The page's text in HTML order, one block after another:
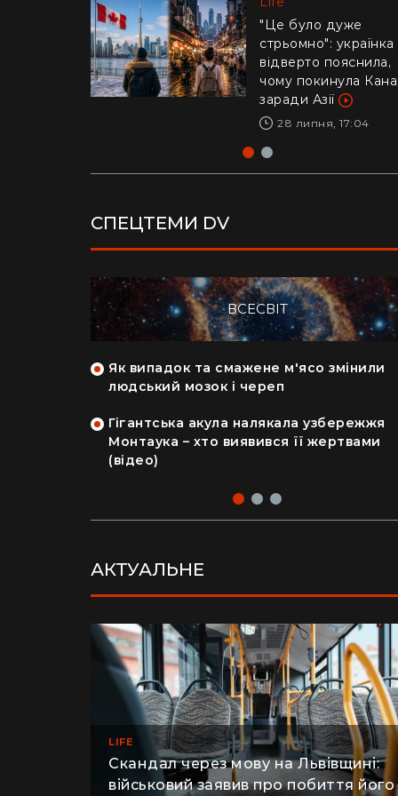
"Це було дуже
стрьомно": українка
відверто пояснила,
чому покинула
заради Азії
28 липня, 17:04
Life
Драматичне відео із
Каліфорнії: 16-річний
ризикнув життям
заради дитини –
реакція Трампа
ВСЕСВІТ
Як випадок та смажене м'ясо змінили
Гігантська акула налякала узбережжя
Монтаука – хто виявився її жертвами
LIFE
Скандал через мову на Львівщині: